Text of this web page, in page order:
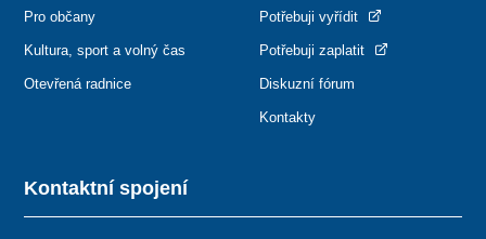
Kontaktní spojení
Pro občany
Kultura, sport a volný čas
Otevřená radnice
Potřebuji vyřídit
Potřebuji zaplatit
Diskuzní fórum
Kontakty